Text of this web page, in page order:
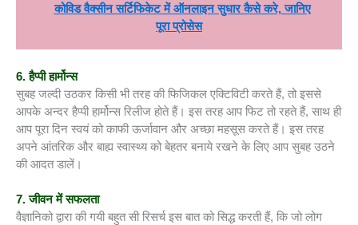
कोविड वैक्सीन सर्टिफिकेट में ऑनलाइन सुधार कैसे करे, जानिए
पूरा प्रोसेस
6. हैप्पी हार्मोन्स
सुबह जल्दी उठकर किसी भी तरह की फिजिकल एक्टिविटी करते हैं, तो इससे
आपके अन्दर हैप्पी हार्मोन्स रिलीज होते हैं। इस तरह आप फिट तो रहते हैं, साथ ही
आप पूरा दिन स्वयं को काफी ऊर्जावान और अच्छा महसूस करते हैं। इस तरह
अपने आंतरिक और बाह्य स्वास्थ्य को बेहतर बनाये रखने के लिए आप सुबह उठने
की आदत डालें।
7. जीवन में सफलता
वैज्ञानिको द्वारा की गयी बहुत सी रिसर्च इस बात को सिद्ध करती हैं, कि जो लोग